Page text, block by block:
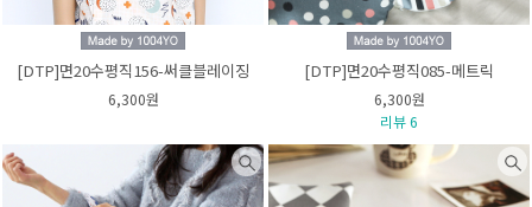
[DTP]면20수평직156-써클블레이징
6,300원
[DTP]면20수평직085-메트릭
6,300원
리뷰 6